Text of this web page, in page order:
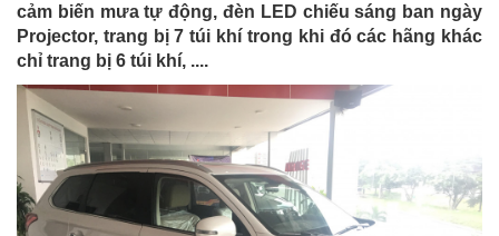
cảm biến mưa tự động, đèn LED chiếu sáng ban ngày
Projector, trang bị 7 túi khí trong khi đó các hãng khác
chỉ trang bị 6 túi khí, ....